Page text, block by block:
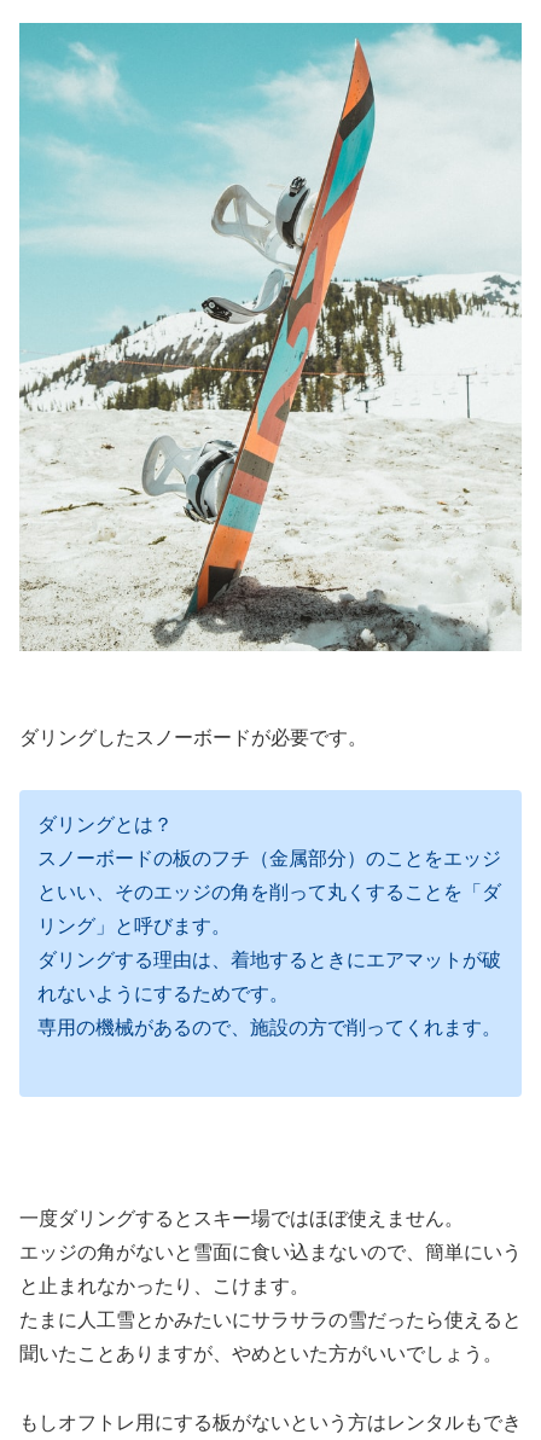
ダリングしたスノーボードが必要です。
ダリングとは？
スノーボードの板のフチ（金属部分）のことをエッジ
といい、そのエッジの角を削って丸くすることを「ダ
リング」と呼びます。
ダリングする理由は、着地するときにエアマットが破
れないようにするためです。
専用の機械があるので、施設の方で削ってくれます。
一度ダリングするとスキー場ではほぼ使えません。
エッジの角がないと雪面に食い込まないので、簡単にいう
と止まれなかったり、こけます。
たまに人工雪とかみたいにサラサラの雪だったら使えると
聞いたことありますが、やめといた方がいいでしょう。
もしオフトレ用にする板がないという方はレンタルもでき